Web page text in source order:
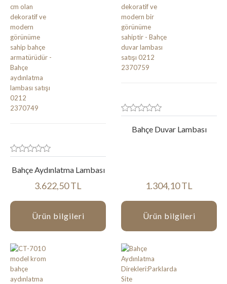
Bahçe Aydınlatma Lambası
3.622,50 TL
Ürün bilgileri
Bahçe Duvar Lambası
1.304,10 TL
Ürün bilgileri